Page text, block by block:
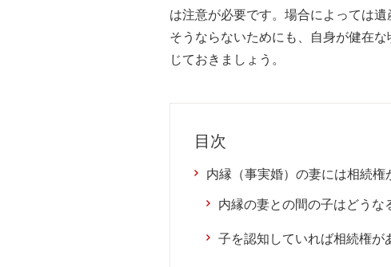
は注意が必要です。場合によっては
そうならないためにも、自身が健在
じておきましょう。
目次
内縁（事実婚）の妻には相続権
内縁の妻との間の子はどうな
子を認知していれば相続権が